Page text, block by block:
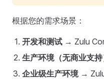
根据您的需求场景：
开发和测试 → Zulu
生产环境（无商业支持
企业级生产环境→ Zulu